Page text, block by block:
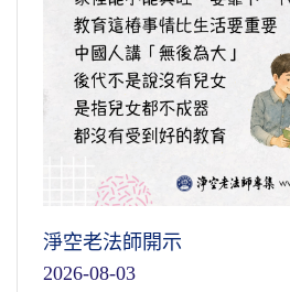
淨空老法師開示
2026-08-03